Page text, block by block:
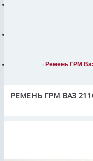
Ремень ГРМ
РЕМЕНЬ ГРМ ВАЗ